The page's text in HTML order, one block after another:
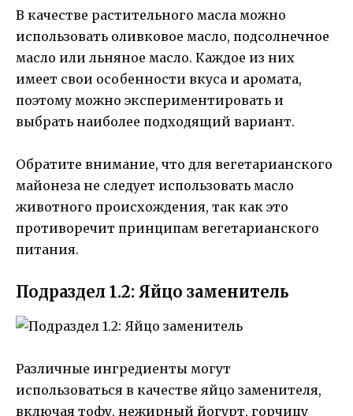
В качестве растительного масла можно
использовать оливковое масло, подсолнечное
масло или льняное масло. Каждое из них
имеет свои особенности вкуса и аромата,
поэтому можно экспериментировать и
выбрать наиболее подходящий вариант.
Обратите внимание, что для вегетарианского
майонеза не следует использовать масло
животного происхождения, так как это
противоречит принципам вегетарианского
питания.
Подраздел 1.2: Яйцо заменитель
Различные ингредиенты могут
использоваться в качестве яйцо заменителя,
включая тофу, нежирный йогурт, горчицу